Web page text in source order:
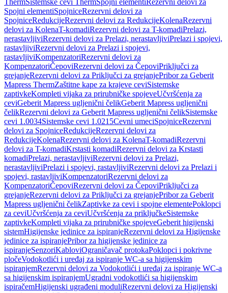
ThermSistemske cevi ThermSpojni elementi Rezervni delovi za
Spojni elementiSpojniceRezervni delovi za
SpojniceRedukcijeRezervni delovi za RedukcijeKolenaRezervni
delovi za KolenaT-komadiRezervni delovi za T-komadiPrelazi,
nerastavljiviRezervni delovi za Prelazi, nerastavljiviPrelazi i spojevi,
rastavljiviRezervni delovi za Prelazi i spojevi,
rastavljiviKompenzatoriRezervni delovi za
KompenzatoriČepoviRezervni delovi za ČepoviPriključci za
grejanjeRezervni delovi za Priključci za grejanjePribor za Geberit
Mapress ThermZaštitne kape za krajeve ceviSistemske
zaptivkeKompleti vijaka za prirubničke spojeveUčvršćenja za
ceviGeberit Mapress ugljenični čelikGeberit Mapress ugljenični
čelikRezervni delovi za Geberit Mapress ugljenični čelikSistemske
cevi 1.0034Sistemske cevi 1.0215Cevni umeciSpojniceRezervni
delovi za SpojniceRedukcijeRezervni delovi za
RedukcijeKolenaRezervni delovi za KolenaT-komadiRezervni
delovi za T-komadiKrstasti komadiRezervni delovi za Krstasti
komadiPrelazi, nerastavljiviRezervni delovi za Prelazi,
nerastavljiviPrelazi i spojevi, rastavljiviRezervni delovi za Prelazi i
spojevi, rastavljiviKompenzatoriRezervni delovi za
KompenzatoriČepoviRezervni delovi za ČepoviPriključci za
grejanjeRezervni delovi za Priključci za grejanjePribor za Geberit
Mapress ugljenični čelikZaptivke za cevi i spojne elementePoklopci
za ceviUčvršćenja za ceviUčvršćenja za priključkeSistemske
zaptivkeKompleti vijaka za prirubničke spojeveGeberit higijenski
sistemHigijenske jedinice za ispiranjeRezervni delovi za Higijenske
jedinice za ispiranjePribor za higijenske jedinice za
ispiranjeSenzoriKabloviOgraničavač protokaPoklopci i pokrivne
pločeVodokotlići i uređaj za ispiranje WC-a sa higijenskim
ispiranjemRezervni delovi za Vodokotlići i uređaj za ispiranje WC-a
sa higijenskim ispiranjemUgradni vodokotlići sa higijenskim
ispiračemHigijenski ugrađeni moduliRezervni delovi za Higijenski